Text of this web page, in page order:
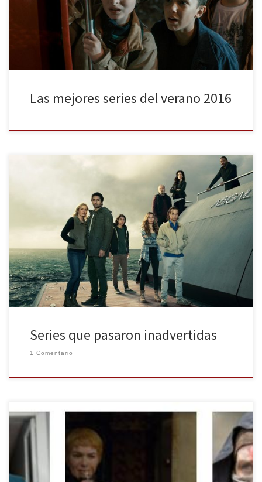
acompañando a lo largo de este intenso verano, amenizándonos
las horas muertas. Normalmente una […]
Las mejores series del verano 2016
Cuando acabamos de dejar constancia de cuáles han sido los
mejores episodios de esta temporada toca recuperar aquellas
series que no han tenido tanto éxito a lo largo del año, ahora que
estamos en época estival, donde no conviene pensar demasiado
y sí disfrutar algo más. Una selección de lo que se ha […]
Series que pasaron inadvertidas
1 Comentario
Cada temporada unas series sobresalen más que otras, ya sea
porque se habla mucho de ellas en los medios, por su legión de
fans que hacen mucho ruido en las redes sociales, por alguna de